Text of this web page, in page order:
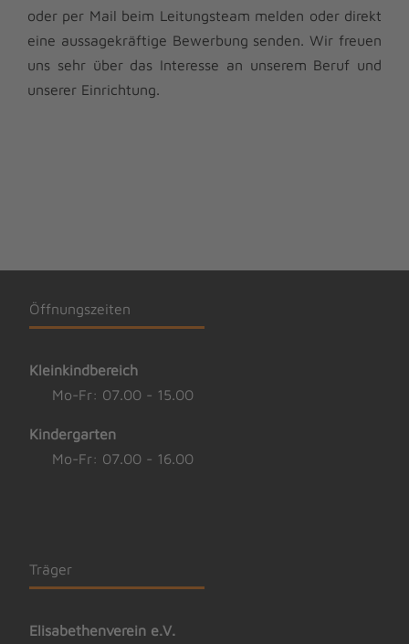
oder per Mail beim Leitungsteam melden oder direkt
eine aussagekräftige Bewerbung senden. Wir freuen
uns sehr über das Interesse an unserem Beruf und
unserer Einrichtung.
Öffnungszeiten
Kleinkindbereich
Mo-Fr: 07.00 - 15.00
Kindergarten
Mo-Fr: 07.00 - 16.00
Träger
Elisabethenverein e.V.